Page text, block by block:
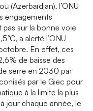
(Azerbaïdjan), l’ONU
engagements
sur la bonne voie
a alerté l’ONU
En effet, ces
de baisse des
serre en 2030 par
par le Giec pour
à la limite la plus
jour chaque année, le